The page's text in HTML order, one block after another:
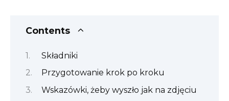
Contents
Składniki
Przygotowanie krok po kroku
Wskazówki, żeby wyszło jak na zdjęciu